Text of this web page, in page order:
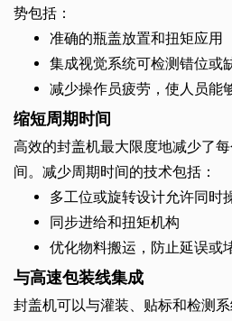
势包括：
准确的瓶盖放置和扭矩应用
集成视觉系统可检测错位或
减少操作员疲劳，使人员能
缩短周期时间
高效的封盖机最大限度地减少了
间。减少周期时间的技术包括：
多工位或旋转设计允许同时
同步进给和扭矩机构
优化物料搬运，防止延误或
与高速包装线集成
封盖机可以与灌装、贴标和检测